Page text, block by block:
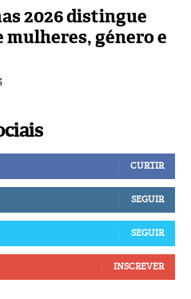
2026 distingue
mulheres, género e
CURTIR
SEGUIR
SEGUIR
INSCREVER